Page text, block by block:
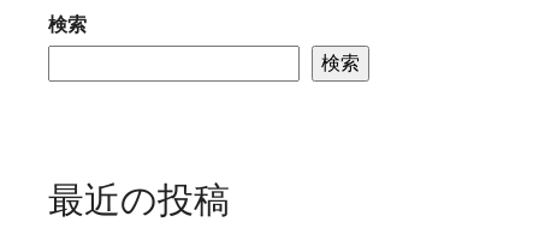
検索
検索
最近の投稿